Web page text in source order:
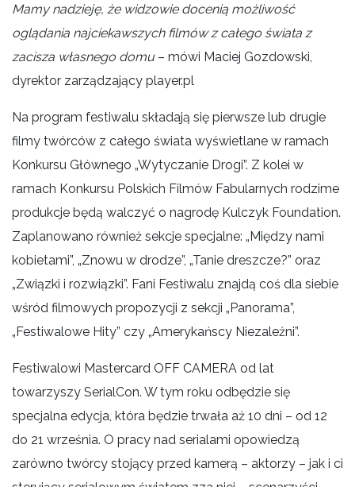
Mamy nadzieję, że widzowie docenią możliwość
oglądania najciekawszych filmów z całego świata z
zacisza własnego domu – mówi Maciej Gozdowski,
dyrektor zarządzający player.pl
Na program festiwalu składają się pierwsze lub drugie
filmy twórców z całego świata wyświetlane w ramach
Konkursu Głównego „Wytyczanie Drogi”. Z kolei w
ramach Konkursu Polskich Filmów Fabularnych rodzime
produkcje będą walczyć o nagrodę Kulczyk Foundation.
Zaplanowano również sekcje specjalne: „Między nami
kobietami”, „Znowu w drodze”, „Tanie dreszcze?” oraz
„Związki i rozwiązki”. Fani Festiwalu znajdą coś dla siebie
wśród filmowych propozycji z sekcji „Panorama”,
„Festiwalowe Hity” czy „Amerykańscy Niezależni”.
Festiwalowi Mastercard OFF CAMERA od lat
towarzyszy SerialCon. W tym roku odbędzie się
specjalna edycja, która będzie trwała aż 10 dni – od 12
do 21 września. O pracy nad serialami opowiedzą
zarówno twórcy stojący przed kamerą – aktorzy – jak i ci